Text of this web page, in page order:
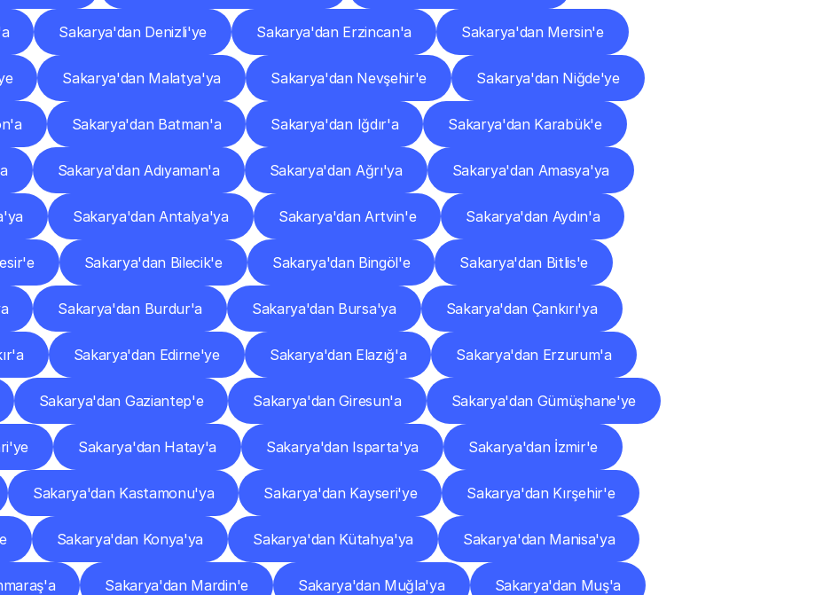
Sakarya'dan Denizli'ye Sakarya'dan Erzincan'a Sakarya'dan Mersin'e
Sakarya'dan Malatya'ya Sakarya'dan Nevşehir'e Sakarya'dan Niğde'ye
Sakarya'dan Batman'a Sakarya'dan Iğdır'a Sakarya'dan Karabük'e
Sakarya'dan Adıyaman'a Sakarya'dan Ağrı'ya Sakarya'dan Amasya'ya
Sakarya'dan Antalya'ya Sakarya'dan Artvin'e Sakarya'dan Aydın'a
Sakarya'dan Bilecik'e Sakarya'dan Bingöl'e Sakarya'dan Bitlis'e
Sakarya'dan Burdur'a Sakarya'dan Bursa'ya Sakarya'dan Çankırı'ya
Sakarya'dan Edirne'ye Sakarya'dan Elazığ'a Sakarya'dan Erzurum'a
Sakarya'dan Gaziantep'e Sakarya'dan Giresun'a Sakarya'dan Gümüşhane'ye
Sakarya'dan Hatay'a Sakarya'dan Isparta'ya Sakarya'dan İzmir'e
Sakarya'dan Kastamonu'ya Sakarya'dan Kayseri'ye Sakarya'dan Kırşehir'e
Sakarya'dan Konya'ya Sakarya'dan Kütahya'ya Sakarya'dan Manisa'ya
Sakarya'dan Mardin'e Sakarya'dan Muğla'ya Sakarya'dan Muş'a